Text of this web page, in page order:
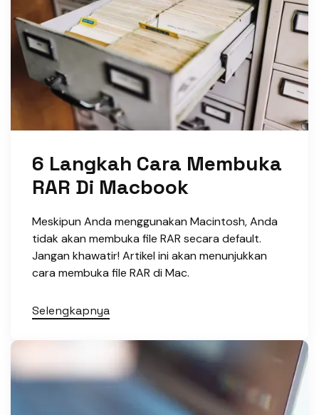
6 Langkah Cara Membuka
RAR Di Macbook
Meskipun Anda menggunakan Macintosh, Anda
tidak akan membuka file RAR secara default.
Jangan khawatir! Artikel ini akan menunjukkan
cara membuka file RAR di Mac.
Selengkapnya